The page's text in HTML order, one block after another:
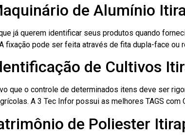
de Alumínio
já querem identificar seus produtos quando
fixação pode ser feita através de fita dupla-face ou
de Cultivos
que o controle de determinados itens deve ser
A 3 Tec Infor possui as melhores TAGS
de Poliester